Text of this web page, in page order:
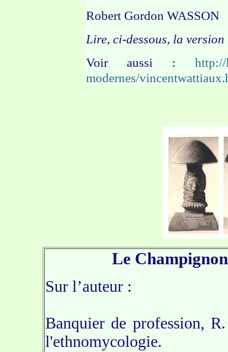
Robert Gordon WASSON
Lire, ci-dessous, la version
Voir aussi : http://
modernes/
Le
Sur l’auteur :
Banquier de profession,
l'ethnomycologie.